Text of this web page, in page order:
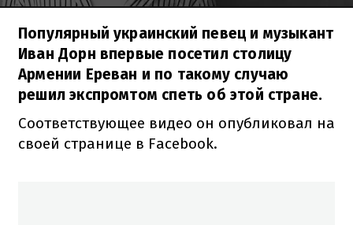
Популярный украинский певец и музыкант
Иван Дорн впервые посетил столицу
Армении Ереван и по такому случаю
решил экспромтом спеть об этой стране.
Соответствующее видео он опубликовал на
своей странице в Facebook.